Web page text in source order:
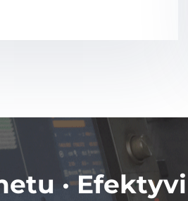
· Efektyvi